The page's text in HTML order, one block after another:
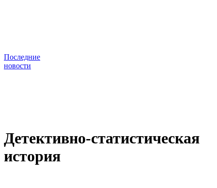
Последние
новости
Детективно-статистическая
история